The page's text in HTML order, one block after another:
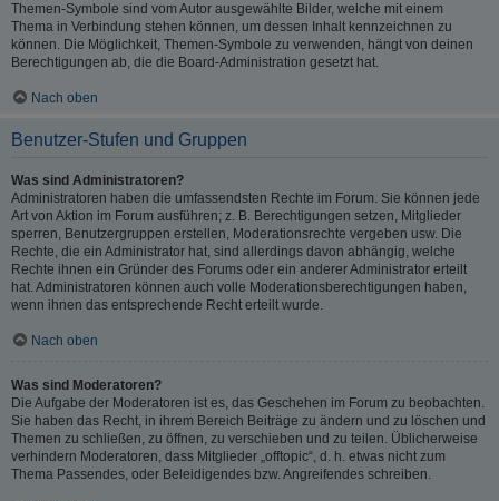
Themen-Symbole sind vom Autor ausgewählte Bilder, welche mit einem
Thema in Verbindung stehen können, um dessen Inhalt kennzeichnen zu
können. Die Möglichkeit, Themen-Symbole zu verwenden, hängt von deinen
Berechtigungen ab, die die Board-Administration gesetzt hat.
Nach oben
Benutzer-Stufen und Gruppen
Was sind Administratoren?
Administratoren haben die umfassendsten Rechte im Forum. Sie können jede
Art von Aktion im Forum ausführen; z. B. Berechtigungen setzen, Mitglieder
sperren, Benutzergruppen erstellen, Moderationsrechte vergeben usw. Die
Rechte, die ein Administrator hat, sind allerdings davon abhängig, welche
Rechte ihnen ein Gründer des Forums oder ein anderer Administrator erteilt
hat. Administratoren können auch volle Moderationsberechtigungen haben,
wenn ihnen das entsprechende Recht erteilt wurde.
Nach oben
Was sind Moderatoren?
Die Aufgabe der Moderatoren ist es, das Geschehen im Forum zu beobachten.
Sie haben das Recht, in ihrem Bereich Beiträge zu ändern und zu löschen und
Themen zu schließen, zu öffnen, zu verschieben und zu teilen. Üblicherweise
verhindern Moderatoren, dass Mitglieder „offtopic“, d. h. etwas nicht zum
Thema Passendes, oder Beleidigendes bzw. Angreifendes schreiben.